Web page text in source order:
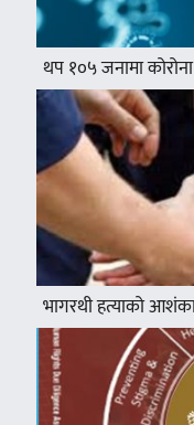
थप १०५ जनामा
भागरथी हत्याको